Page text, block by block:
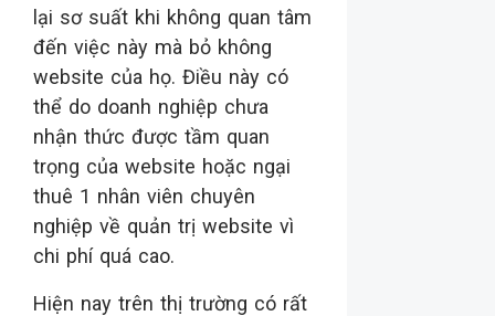
lại sơ suất khi không quan tâm
đến việc này mà bỏ không
website của họ. Điều này có
thể do doanh nghiệp chưa
nhận thức được tầm quan
trọng của website hoặc ngại
thuê 1 nhân viên chuyên
nghiệp về quản trị website vì
chi phí quá cao.
Hiện nay trên thị trường có rất